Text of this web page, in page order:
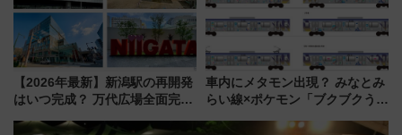
【2026年最新】新潟駅の再開発
はいつ完成？ 万代広場全面完成
車内にメタモン出現？ みなとみ
らい線×ポケモン「ブクブクうみ